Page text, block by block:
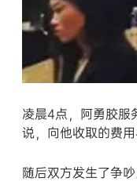
凌晨4点，阿勇胶服
说，向他收取的费
随后双方发生了争